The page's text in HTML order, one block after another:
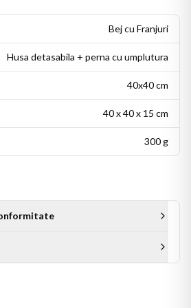
Bej cu Franjuri
Husa detasabila + perna cu umplutura
40x40 cm
40 x 40 x 15 cm
300 g